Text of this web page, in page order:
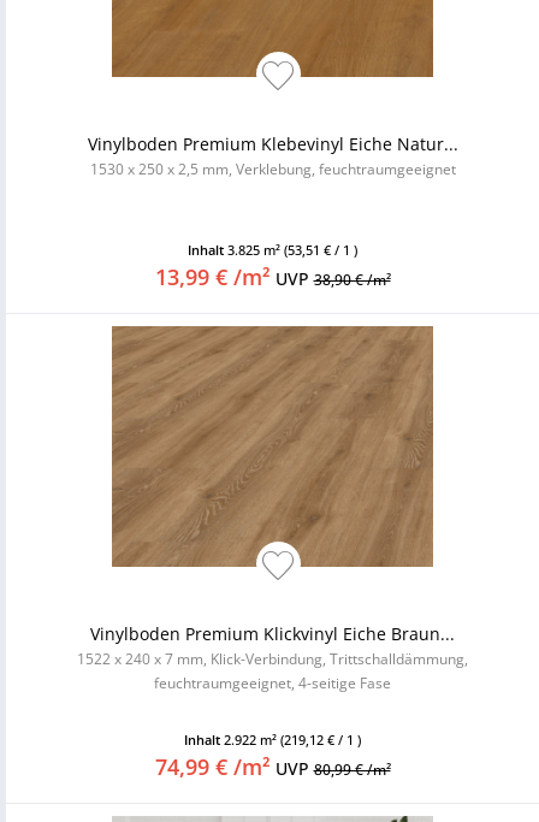
Vinylboden Premium Klebevinyl Eiche Natur...
1530 x 250 x 2,5 mm, Verklebung, feuchtraumgeeignet
Inhalt 3.825 m² (53,51 € / 1 )
13,99 € /m² UVP38,90 € /m²
Vinylboden Premium Klickvinyl Eiche Braun...
1522 x 240 x 7 mm, Klick-Verbindung, Trittschalldämmung,
feuchtraumgeeignet, 4-seitige Fase
Inhalt 2.922 m² (219,12 € / 1 )
74,99 € /m² UVP80,99 € /m²